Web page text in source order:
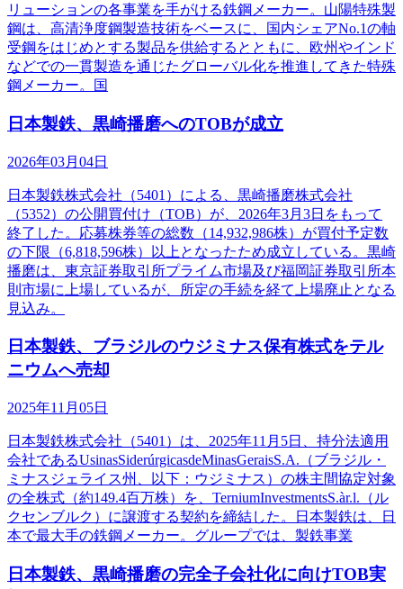
リューションの各事業を手がける鉄鋼メーカー。山陽特殊製
鋼は、高清浄度鋼製造技術をベースに、国内シェアNo.1の軸
受鋼をはじめとする製品を供給するとともに、欧州やインド
などでの一貫製造を通じたグローバル化を推進してきた特殊
鋼メーカー。国
日本製鉄、黒崎播磨へのTOBが成立
2026年03月04日
日本製鉄株式会社（5401）による、黒崎播磨株式会社
（5352）の公開買付け（TOB）が、2026年3月3日をもって
終了した。応募株券等の総数（14,932,986株）が買付予定数
の下限（6,818,596株）以上となったため成立している。黒崎
播磨は、東京証券取引所プライム市場及び福岡証券取引所本
則市場に上場しているが、所定の手続を経て上場廃止となる
見込み。
日本製鉄、ブラジルのウジミナス保有株式をテル
ニウムへ売却
2025年11月05日
日本製鉄株式会社（5401）は、2025年11月5日、持分法適用
会社であるUsinasSiderúrgicasdeMinasGeraisS.A.（ブラジル・
ミナスジェライス州、以下：ウジミナス）の株主間協定対象
の全株式（約149.4百万株）を、TerniumInvestmentsS.àr.l.（ル
クセンブルク）に譲渡する契約を締結した。日本製鉄は、日
本で最大手の鉄鋼メーカー。グループでは、製鉄事業
日本製鉄、黒崎播磨の完全子会社化に向けTOB実